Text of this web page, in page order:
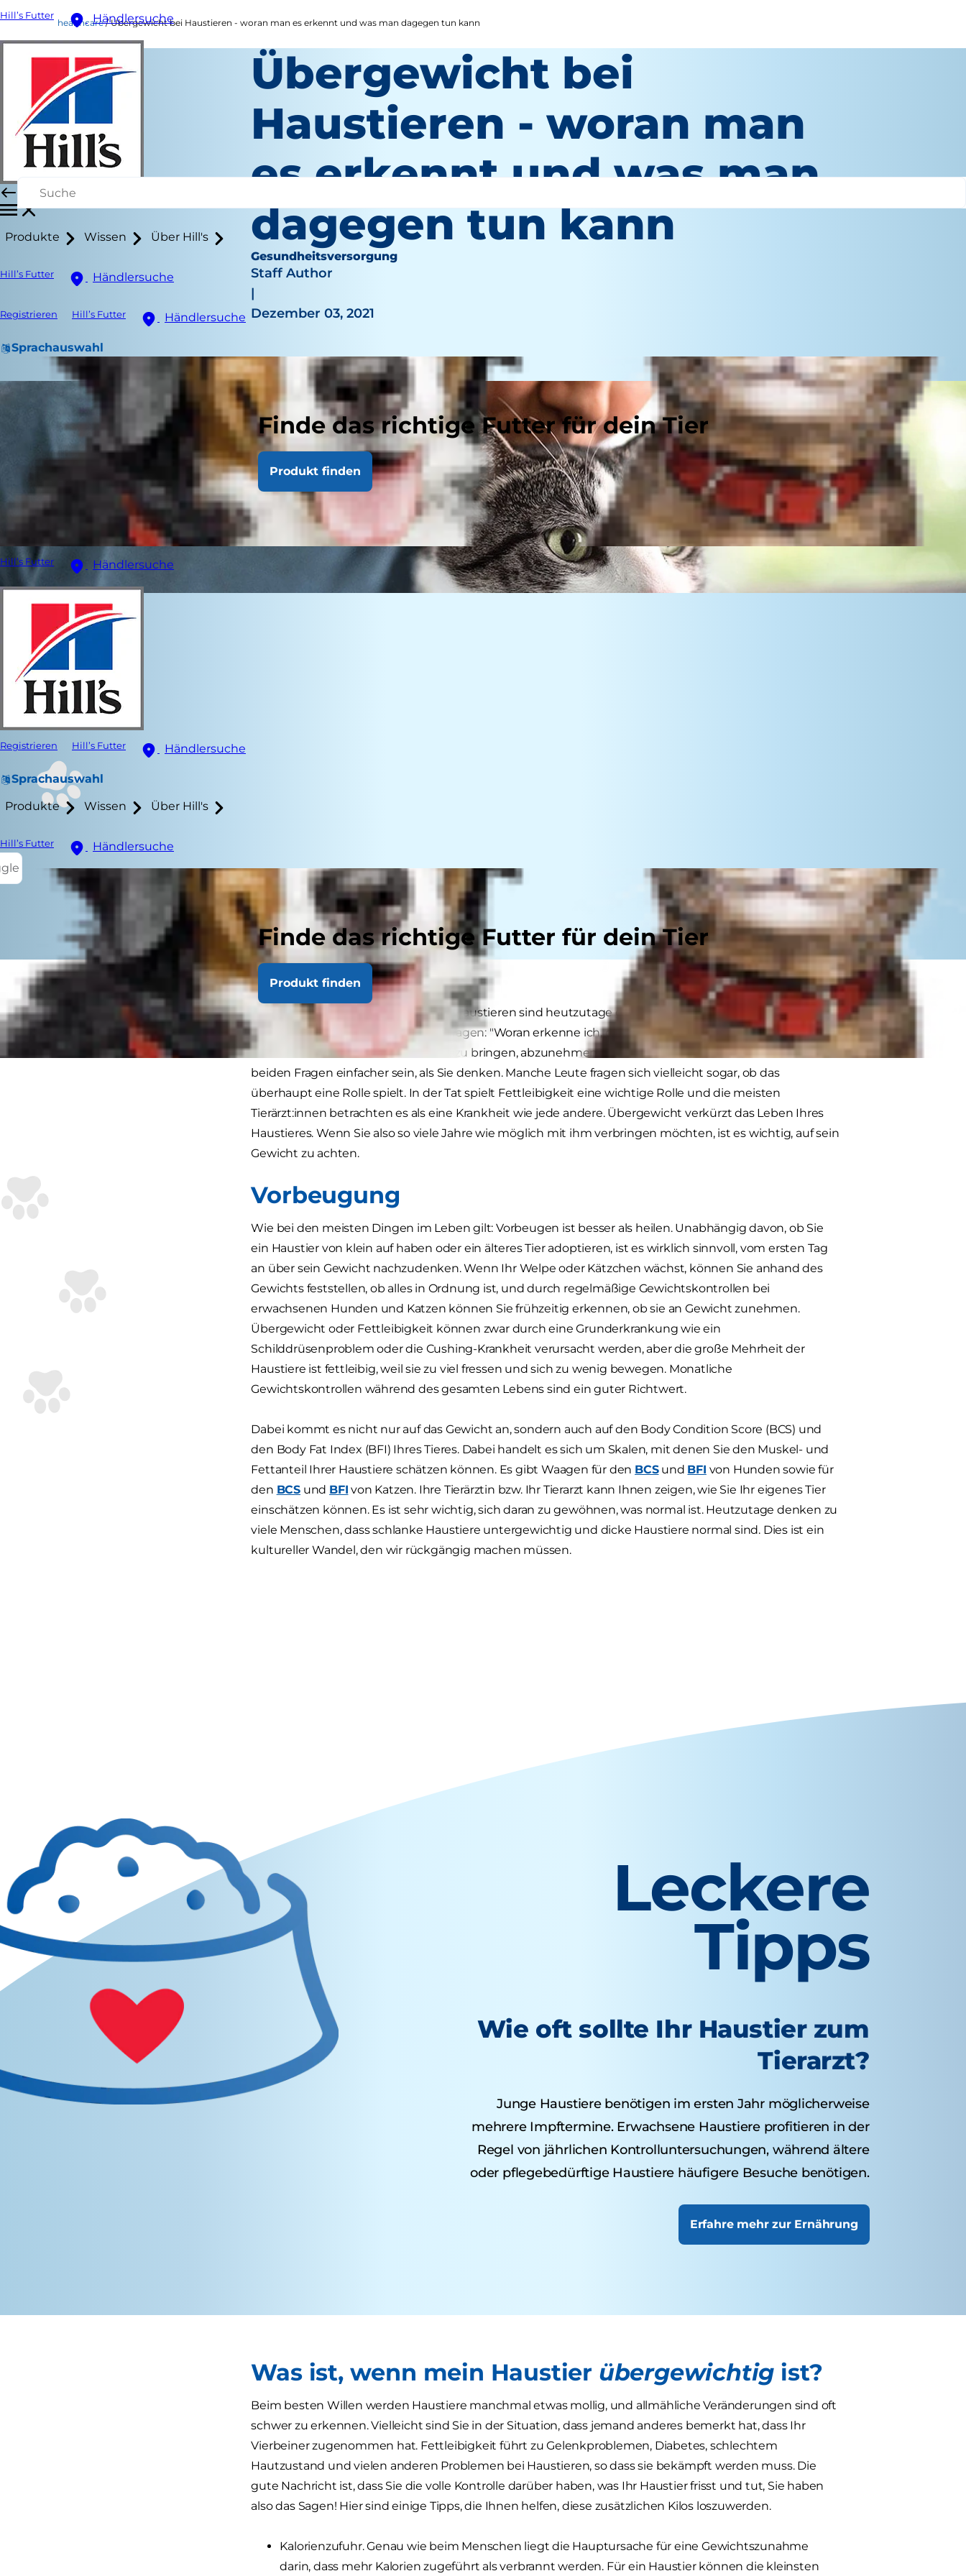
Hill’s Futter Händlersuche
Produkte Wissen Über Hill's
Hill’s Futter Händlersuche
Registrieren Hill’s Futter Händlersuche
Sprachauswahl
Finde das richtige Futter für dein Tier
Produkt finden
Hill’s Futter Händlersuche
Registrieren Hill’s Futter Händlersuche
Sprachauswahl
Produkte Wissen Über Hill's
Hill’s Futter
Händlersuche
Finde das richtige Futter für dein Tier
Produkt finden
healthcare Übergewicht bei Haustieren - woran man es erkennt und was man dagegen tun kann
Übergewicht bei
Haustieren - woran man
es erkennt und was man
dagegen tun kann
Gesundheitsversorgung
Staff Author
|
Dezember 03, 2021
Fettleibigkeit und Übergewicht bei Haustieren sind heutzutage genauso ein großes Problem wie bei
Menschen. Viele Tierbesitzer:innen fragen: "Woran erkenne ich, ob mein Haustier übergewichtig ist?"
und "Wie kann ich mein Haustier dazu bringen, abzunehmen?" Tatsächlich könnte die Antwort auf diese
beiden Fragen einfacher sein, als Sie denken. Manche Leute fragen sich vielleicht sogar, ob das
überhaupt eine Rolle spielt. In der Tat spielt Fettleibigkeit eine wichtige Rolle und die meisten
Tierärzt:innen betrachten es als eine Krankheit wie jede andere. Übergewicht verkürzt das Leben Ihres
Haustieres. Wenn Sie also so viele Jahre wie möglich mit ihm verbringen möchten, ist es wichtig, auf sein
Gewicht zu achten.
Vorbeugung
Wie bei den meisten Dingen im Leben gilt: Vorbeugen ist besser als heilen. Unabhängig davon, ob Sie
ein Haustier von klein auf haben oder ein älteres Tier adoptieren, ist es wirklich sinnvoll, vom ersten Tag
an über sein Gewicht nachzudenken. Wenn Ihr Welpe oder Kätzchen wächst, können Sie anhand des
Gewichts feststellen, ob alles in Ordnung ist, und durch regelmäßige Gewichtskontrollen bei
erwachsenen Hunden und Katzen können Sie frühzeitig erkennen, ob sie an Gewicht zunehmen.
Übergewicht oder Fettleibigkeit können zwar durch eine Grunderkrankung wie ein
Schilddrüsenproblem oder die Cushing-Krankheit verursacht werden, aber die große Mehrheit der
Haustiere ist fettleibig, weil sie zu viel fressen und sich zu wenig bewegen. Monatliche
Gewichtskontrollen während des gesamten Lebens sind ein guter Richtwert.
Dabei kommt es nicht nur auf das Gewicht an, sondern auch auf den Body Condition Score (BCS) und
den Body Fat Index (BFI) Ihres Tieres. Dabei handelt es sich um Skalen, mit denen Sie den Muskel- und
Fettanteil Ihrer Haustiere schätzen können. Es gibt Waagen für den BCSund BFI von Hunden sowie für
den BCS und BFI von Katzen. Ihre Tierärztin bzw. Ihr Tierarzt kann Ihnen zeigen, wie Sie Ihr eigenes Tier
einschätzen können. Es ist sehr wichtig, sich daran zu gewöhnen, was normal ist. Heutzutage denken zu
viele Menschen, dass schlanke Haustiere untergewichtig und dicke Haustiere normal sind. Dies ist ein
kultureller Wandel, den wir rückgängig machen müssen.
Leckere
Tipps
Wie oft sollte Ihr Haustier zum
Tierarzt?
Junge Haustiere benötigen im ersten Jahr möglicherweise
mehrere Impftermine. Erwachsene Haustiere profitieren in der
Regel von jährlichen Kontrolluntersuchungen, während ältere
oder pflegebedürftige Haustiere häufigere Besuche benötigen.
Erfahre mehr zur Ernährung
Was ist, wenn mein Haustier übergewichtig ist?
Beim besten Willen werden Haustiere manchmal etwas mollig, und allmähliche Veränderungen sind oft
schwer zu erkennen. Vielleicht sind Sie in der Situation, dass jemand anderes bemerkt hat, dass Ihr
Vierbeiner zugenommen hat. Fettleibigkeit führt zu Gelenkproblemen, Diabetes, schlechtem
Hautzustand und vielen anderen Problemen bei Haustieren, so dass sie bekämpft werden muss. Die
gute Nachricht ist, dass Sie die volle Kontrolle darüber haben, was Ihr Haustier frisst und tut, Sie haben
also das Sagen! Hier sind einige Tipps, die Ihnen helfen, diese zusätzlichen Kilos loszuwerden.
Kalorienzufuhr. Genau wie beim Menschen liegt die Hauptursache für eine Gewichtszunahme
darin, dass mehr Kalorien zugeführt als verbrannt werden. Für ein Haustier können die kleinsten